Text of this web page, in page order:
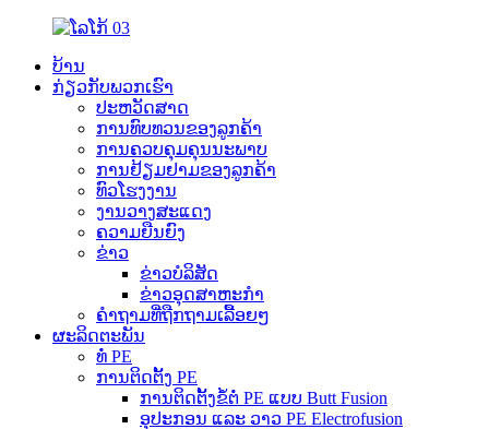
ບ້ານ
ກ່ຽວກັບພວກເຮົາ
ປະຫວັດສາດ
ການທົບທວນຂອງລູກຄ້າ
ການຄວບຄຸມຄຸນນະພາບ
ການຢ້ຽມຢາມຂອງລູກຄ້າ
ທົວໂຮງງານ
ງານວາງສະແດງ
ຄວາມຍືນຍົງ
ຂ່າວ
ຂ່າວບໍລິສັດ
ຂ່າວອຸດສາຫະກຳ
ຄຳຖາມທີ່ຖືກຖາມເລື້ອຍໆ
ຜະລິດຕະພັນ
ທໍ່ PE
ການຕິດຕັ້ງ PE
ການຕິດຕັ້ງຂໍ້ຕໍ່ PE ແບບ Butt Fusion
ອຸປະກອນ ແລະ ວາວ PE Electrofusion